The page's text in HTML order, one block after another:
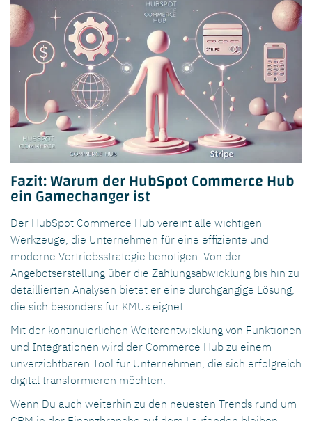
Fazit: Warum der HubSpot Commerce Hub
ein Gamechanger ist
Der HubSpot Commerce Hub vereint alle wichtigen
Werkzeuge, die Unternehmen für eine effiziente und
moderne Vertriebsstrategie benötigen. Von der
Angebotserstellung über die Zahlungsabwicklung bis hin zu
detaillierten Analysen bietet er eine durchgängige Lösung,
die sich besonders für KMUs eignet.
Mit der kontinuierlichen Weiterentwicklung von Funktionen
und Integrationen wird der Commerce Hub zu einem
unverzichtbaren Tool für Unternehmen, die sich erfolgreich
digital transformieren möchten.
Wenn Du auch weiterhin zu den neuesten Trends rund um